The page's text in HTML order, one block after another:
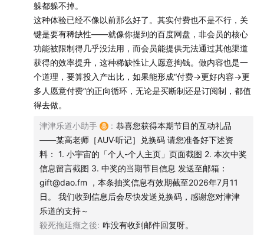
家。（微博：@zhufengme）
某高老师：「科技乱炖」主播，资深运维专家，互联网
和 IT 行业从业20 年，现任某互联网安全公司高管。
（微博：@某高老师，Blog： 某高老师 – 人间观察 ）
高春辉：「科技乱炖」主播。“中国互联网站长第一
人”，科技、互联网领域的连续创业者。（微博：@高春
辉，微信公众号：老高的互联网杂谈）
【制作团队】
后期 / 卷圈
封面 / 姝琦
运营 / 卷圈
监制 / 姝琦
产品统筹 / bobo
躲都躲不掉。
这种体验已经不像以前那么好了。其实付费也不是不行，关
键是要有稀缺性——就像你提到的百度网盘，非会员的核心
功能被限制得几乎没法用，而会员能提供无法通过其他渠道
获得的效率提升，这种稀缺性让人愿意掏钱。做内容也是一
个道理，要算投入产出比，如果能形成“付费→更好内容→更
多人愿意付费”的正向循环，无论是买断制还是订阅制，都值
得去做。
津津乐道小助手 : 恭喜您获得本期节目的互动礼品
——某高老师［AUV·听记］兑换码 请您准备好下述资
料： 1. 小宇宙的「个人-个人主页」页面截图 2. 本次中奖
信息留言截图 3. 中奖的当期节目信息 发送至邮箱：
gift@dao.fm ，本条抽奖信息有效期截至2026年7月11
日。 我们收到信息后会尽快发送兑换码，感谢您对津津
乐道的支持～
殺死拖延癥之後: 咋没有收到邮件回复呀。